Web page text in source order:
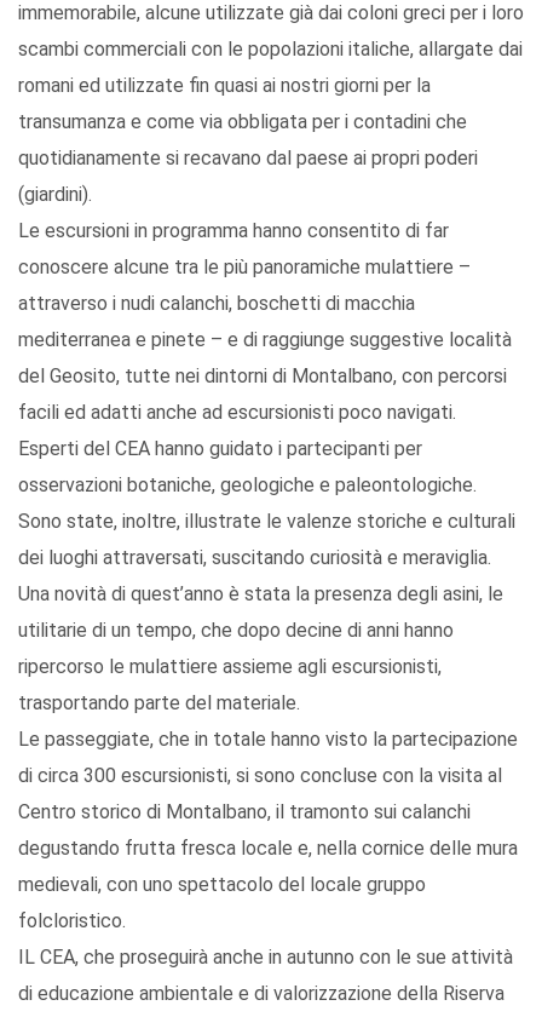
immemorabile, alcune utilizzate già dai coloni greci per i loro
scambi commerciali con le popolazioni italiche, allargate dai
romani ed utilizzate fin quasi ai nostri giorni per la
transumanza e come via obbligata per i contadini che
quotidianamente si recavano dal paese ai propri poderi
(giardini).
Le escursioni in programma hanno consentito di far
conoscere alcune tra le più panoramiche mulattiere –
attraverso i nudi calanchi, boschetti di macchia
mediterranea e pinete – e di raggiunge suggestive località
del Geosito, tutte nei dintorni di Montalbano, con percorsi
facili ed adatti anche ad escursionisti poco navigati.
Esperti del CEA hanno guidato i partecipanti per
osservazioni botaniche, geologiche e paleontologiche.
Sono state, inoltre, illustrate le valenze storiche e culturali
dei luoghi attraversati, suscitando curiosità e meraviglia.
Una novità di quest’anno è stata la presenza degli asini, le
utilitarie di un tempo, che dopo decine di anni hanno
ripercorso le mulattiere assieme agli escursionisti,
trasportando parte del materiale.
Le passeggiate, che in totale hanno visto la partecipazione
di circa 300 escursionisti, si sono concluse con la visita al
Centro storico di Montalbano, il tramonto sui calanchi
degustando frutta fresca locale e, nella cornice delle mura
medievali, con uno spettacolo del locale gruppo
folcloristico.
IL CEA, che proseguirà anche in autunno con le sue attività
di educazione ambientale e di valorizzazione della Riserva